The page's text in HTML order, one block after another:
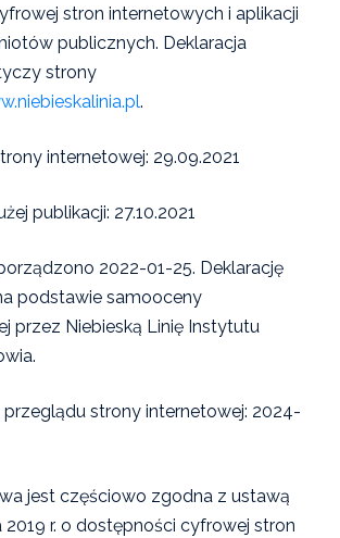
stron internetowych i aplikacji
publicznych. Deklaracja
strony
.
internetowej: 29.09.2021
publikacji: 27.10.2021
2022-01-25. Deklarację
podstawie samooceny
przez Niebieską Linię Instytutu
strony internetowej: 2024-
jest częściowo zgodna z ustawą
2019 r. o dostępności cyfrowej stron